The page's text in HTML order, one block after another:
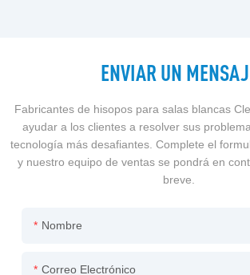
ENVIAR UN
Fabricantes de hisopos para salas blancas
ayudar a los clientes a resolver sus
tecnología más desafiantes. Complete el
y nuestro equipo de ventas se pondrá en
breve.
Nombre
Correo Electrónico